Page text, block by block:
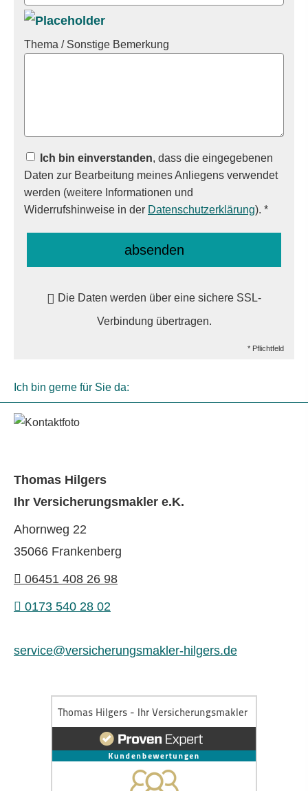
Thema / Sonstige Bemerkung
Ich bin einverstanden, dass die eingegebenen
Daten zur Bearbeitung meines Anliegens verwendet
werden (weitere Informationen und
Widerrufshinweise in der Datenschutzerklärung). *
absenden
Die Daten werden über eine sichere SSL-
Verbindung übertragen.
* Pflichtfeld
Ich bin gerne für Sie da:
Thomas Hilgers
Ihr Ver­sicherungs­makler e.K.
Ahornweg 22
35066 Frankenberg
06451 408 26 98
0173 540 28 02
service@versicherungsmakler-hilgers.de